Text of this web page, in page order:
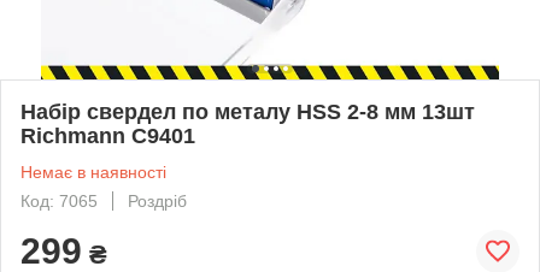
Набір свердел по металу HSS 2-8 мм 13шт
Richmann C9401
Немає в наявності
Код: 7065
Роздріб
299 ₴